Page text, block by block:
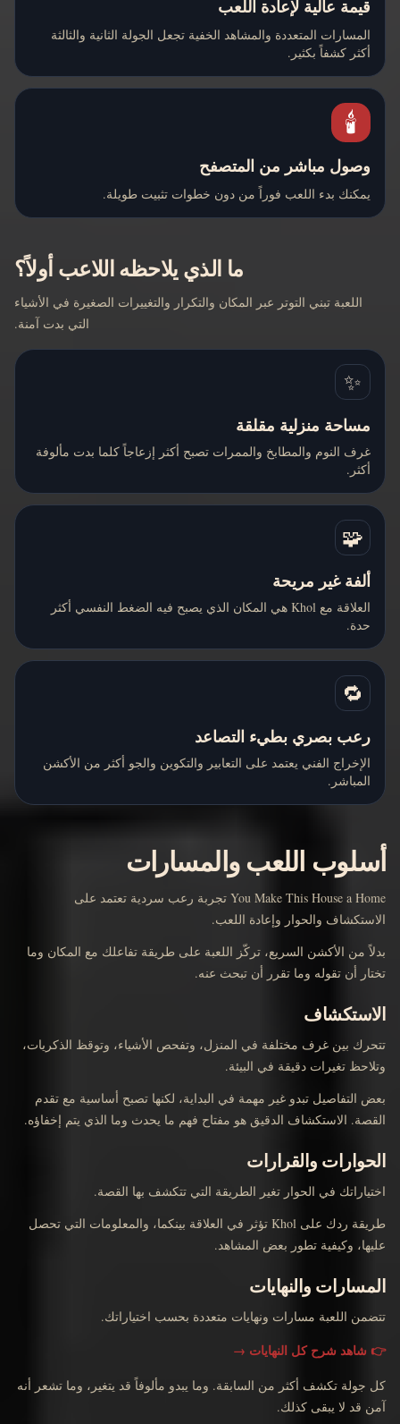
قيمة عالية لإعادة اللعب
المسارات المتعددة والمشاهد الخفية تجعل الجولة الثانية والثالثة
أكثر كشفاً بكثير.
🕯️
وصول مباشر من المتصفح
يمكنك بدء اللعب فوراً من دون خطوات تثبيت طويلة.
ما الذي يلاحظه اللاعب أولاً؟
اللعبة تبني التوتر عبر المكان والتكرار والتغييرات الصغيرة في الأشياء
التي بدت آمنة.
✨
مساحة منزلية مقلقة
غرف النوم والمطابخ والممرات تصبح أكثر إزعاجاً كلما بدت مألوفة
أكثر.
🧩
ألفة غير مريحة
العلاقة مع Khol هي المكان الذي يصبح فيه الضغط النفسي أكثر
حدة.
🔁
رعب بصري بطيء التصاعد
الإخراج الفني يعتمد على التعابير والتكوين والجو أكثر من الأكشن
المباشر.
أسلوب اللعب والمسارات
You Make This House a Home تجربة رعب سردية تعتمد على
الاستكشاف والحوار وإعادة اللعب.
بدلاً من الأكشن السريع، تركّز اللعبة على طريقة تفاعلك مع المكان وما
تختار أن تقوله وما تقرر أن تبحث عنه.
الاستكشاف
تتحرك بين غرف مختلفة في المنزل، وتفحص الأشياء، وتوقظ الذكريات،
وتلاحظ تغيرات دقيقة في البيئة.
بعض التفاصيل تبدو غير مهمة في البداية، لكنها تصبح أساسية مع تقدم
القصة. الاستكشاف الدقيق هو مفتاح فهم ما يحدث وما الذي يتم إخفاؤه.
الحوارات والقرارات
اختياراتك في الحوار تغير الطريقة التي تتكشف بها القصة.
طريقة ردك على Khol تؤثر في العلاقة بينكما، والمعلومات التي تحصل
عليها، وكيفية تطور بعض المشاهد.
المسارات والنهايات
تتضمن اللعبة مسارات ونهايات متعددة بحسب اختياراتك.
👉 شاهد شرح كل النهايات →
كل جولة تكشف أكثر من السابقة. وما يبدو مألوفاً قد يتغير، وما تشعر أنه
آمن قد لا يبقى كذلك.